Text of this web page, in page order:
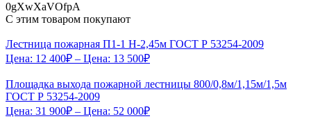
0gXwXaVOfpA
С этим товаром покупают
Лестница пожарная П1-1 Н-2,45м ГОСТ Р 53254-2009
Цена: 12 400₽ – Цена: 13 500₽
Площадка выхода пожарной лестницы 800/0,8м/1,15м/1,5м
ГОСТ Р 53254-2009
Цена: 31 900₽ – Цена: 52 000₽